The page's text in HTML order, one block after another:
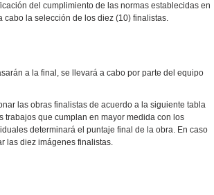
del cumplimiento de las normas establecidas en
la selección de los diez (10) finalistas.
a la final, se llevará a cabo por parte del equipo
las obras finalistas de acuerdo a la siguiente tabla
que cumplan en mayor medida con los
determinará el puntaje final de la obra. En caso
las diez imágenes finalistas.